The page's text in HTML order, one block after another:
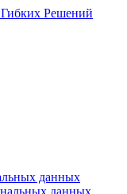
данных